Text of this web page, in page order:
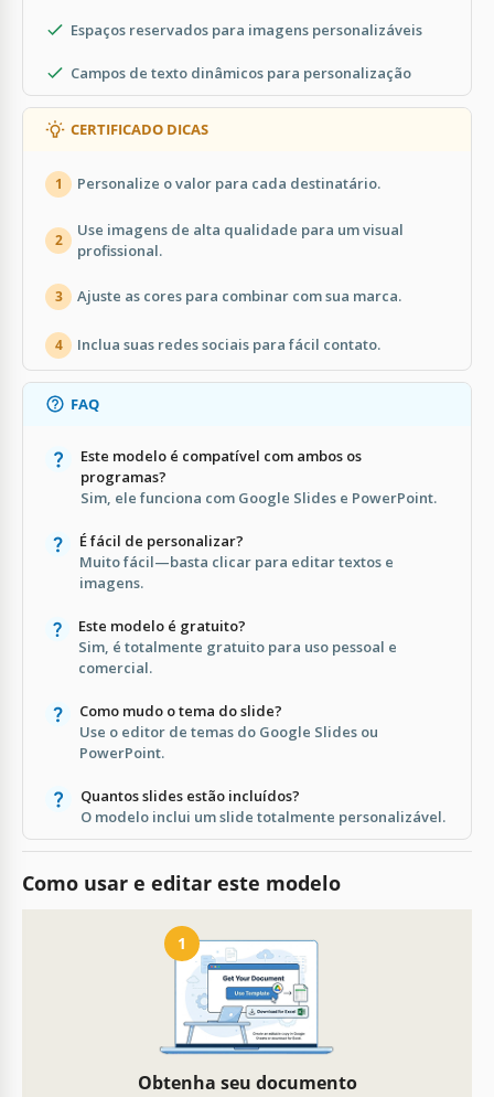
Espaços reservados para imagens personalizáveis
Campos de texto dinâmicos para personalização
CERTIFICADO DICAS
1 Personalize o valor para cada destinatário.
2
Use imagens de alta qualidade para um visual
profissional.
3 Ajuste as cores para combinar com sua marca.
4 Inclua suas redes sociais para fácil contato.
FAQ
Este modelo é compatível com ambos os
programas?
Sim, ele funciona com Google Slides e PowerPoint.
É fácil de personalizar?
Muito fácil—basta clicar para editar textos e
imagens.
Este modelo é gratuito?
Sim, é totalmente gratuito para uso pessoal e
comercial.
Como mudo o tema do slide?
Use o editor de temas do Google Slides ou
PowerPoint.
Quantos slides estão incluídos?
O modelo inclui um slide totalmente personalizável.
Como usar e editar este modelo
1
Obtenha seu documento